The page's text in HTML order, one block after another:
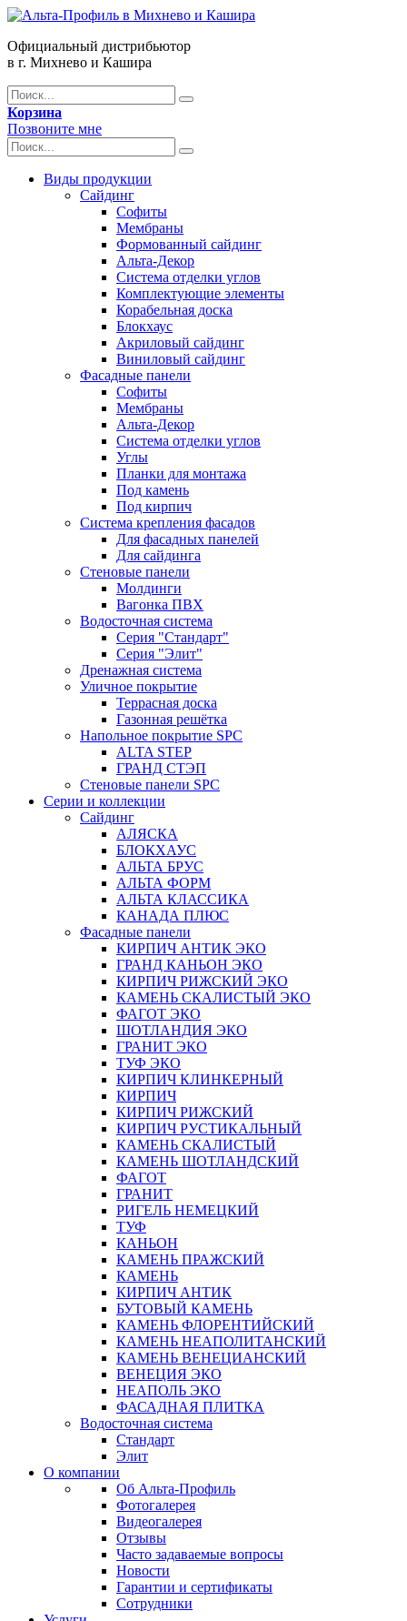
Официальный дистрибьютор
в г. Михнево и Кашира
Корзина
Позвоните мне
Виды продукции
Сайдинг
Софиты
Мембраны
Формованный сайдинг
Альта-Декор
Система отделки углов
Комплектующие элементы
Корабельная доска
Блокхаус
Акриловый сайдинг
Виниловый сайдинг
Фасадные панели
Софиты
Мембраны
Альта-Декор
Система отделки углов
Углы
Планки для монтажа
Под камень
Под кирпич
Система крепления фасадов
Для фасадных панелей
Для сайдинга
Стеновые панели
Молдинги
Вагонка ПВХ
Водосточная система
Серия "Стандарт"
Серия "Элит"
Дренажная система
Уличное покрытие
Террасная доска
Газонная решётка
Напольное покрытие SPC
ALTA STEP
ГРАНД СТЭП
Стеновые панели SPC
Серии и коллекции
Сайдинг
АЛЯСКА
БЛОКХАУС
АЛЬТА БРУС
АЛЬТА ФОРМ
АЛЬТА КЛАССИКА
КАНАДА ПЛЮС
Фасадные панели
КИРПИЧ АНТИК ЭКО
ГРАНД КАНЬОН ЭКО
КИРПИЧ РИЖСКИЙ ЭКО
КАМЕНЬ СКАЛИСТЫЙ ЭКО
ФАГОТ ЭКО
ШОТЛАНДИЯ ЭКО
ГРАНИТ ЭКО
ТУФ ЭКО
КИРПИЧ КЛИНКЕРНЫЙ
КИРПИЧ
КИРПИЧ РИЖСКИЙ
КИРПИЧ РУСТИКАЛЬНЫЙ
КАМЕНЬ СКАЛИСТЫЙ
КАМЕНЬ ШОТЛАНДСКИЙ
ФАГОТ
ГРАНИТ
РИГЕЛЬ НЕМЕЦКИЙ
ТУФ
КАНЬОН
КАМЕНЬ ПРАЖСКИЙ
КАМЕНЬ
КИРПИЧ АНТИК
БУТОВЫЙ КАМЕНЬ
КАМЕНЬ ФЛОРЕНТИЙСКИЙ
КАМЕНЬ НЕАПОЛИТАНСКИЙ
КАМЕНЬ ВЕНЕЦИАНСКИЙ
ВЕНЕЦИЯ ЭКО
НЕАПОЛЬ ЭКО
ФАСАДНАЯ ПЛИТКА
Водосточная система
Стандарт
Элит
О компании
Об Альта-Профиль
Фотогалерея
Видеогалерея
Отзывы
Часто задаваемые вопросы
Новости
Гарантии и сертификаты
Сотрудники